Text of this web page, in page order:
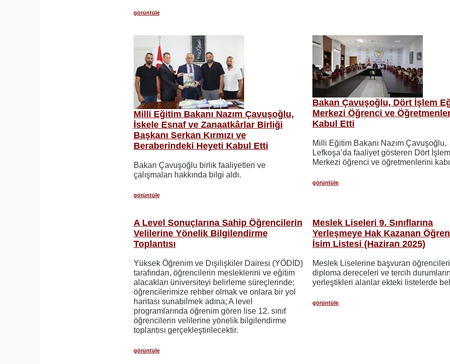
görüntüle
Milli Eğitim Bakanı Nazım Çavuşoğlu,
İskele Esnaf ve Zanaatkârlar Birliği
Başkanı Serkan Kırmızı ve
Beraberindeki Heyeti Kabul Etti
​​​​​​​Bakan Çavuşoğlu birlik faaliyetleri ve
çalışmaları hakkında bilgi aldı.
görüntüle
Bakan Çavuşoğlu, Dört İşlem
Merkezi Öğrenci ve
Kabul Etti
​​​​​​​Milli Eğitim Bakanı Nazım Çavuşoğlu,
Lefkoşa’da faaliyet gösteren Dört
Merkezi öğrenci ve öğretmenlerini
görüntüle
A Level Sonuçlarına Sahip Öğrencilerin
Velilerine Yönelik Bilgilendirme
Toplantısı
Yüksek Öğrenim ve Dışilişkiler Dairesi (YÖDİD)
tarafından, öğrencilerin mesleklerini ve eğitim
alacakları üniversiteyi belirleme süreçlerinde;
öğrencilerimize rehber olmak ve onlara bir yol
haritası sunabilmek adına; A level
programlarında öğrenim gören lise 12. sınıf
öğrencilerin velilerine yönelik bilgilendirme
toplantısı gerçekleştirilecektir.
görüntüle
Meslek Liseleri 9. Sınıflarına
Yerleşmeye Hak Kazanan
İsim Listesi (Haziran 2025)
Meslek Liselerine başvuran
diploma dereceleri ve tercih
yerleştikleri alanlar ekteki listelerde
görüntüle